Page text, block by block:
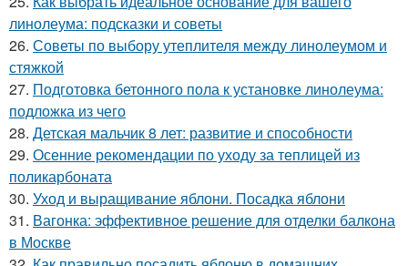
линолеума: подсказки и советы
26. Советы по выбору утеплителя между линолеумом и
стяжкой
27. Подготовка бетонного пола к установке линолеума:
подложка из чего
28. Детская мальчик 8 лет: развитие и способности
29. Осенние рекомендации по уходу за теплицей из
поликарбоната
30. Уход и выращивание яблони. Посадка яблони
31. Вагонка: эффективное решение для отделки балкона
в Москве